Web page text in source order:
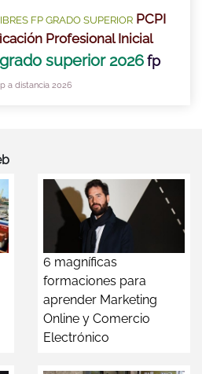
FP GRADO SUPERIOR PCPI
Profesional Inicial
superior 2026fp
a distancia 2026
6 magníficas
formaciones para
aprender Marketing
Online y Comercio
Electrónico